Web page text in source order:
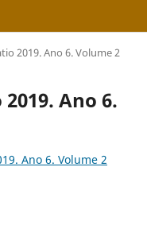
2019. Ano 6. Volume 2
Ano 6.